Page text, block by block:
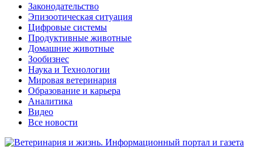
Законодательство
Эпизоотическая ситуация
Цифровые системы
Продуктивные животные
Домашние животные
Зообизнес
Наука и Технологии
Мировая ветеринария
Образование и карьера
Аналитика
Видео
Все новости